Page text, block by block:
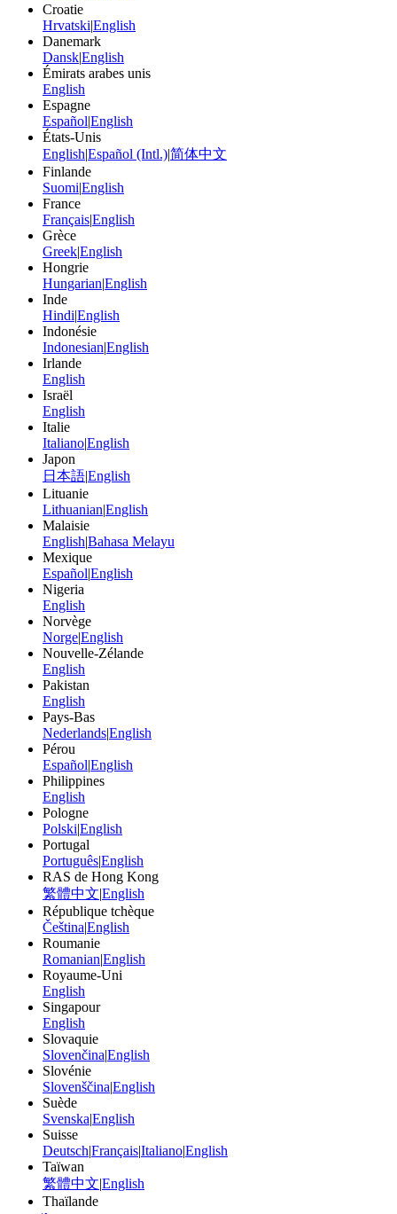
Croatie
Hrvatski|English
Danemark
Dansk|English
Émirats arabes unis
English
Espagne
Español|English
États-Unis
English|Español (Intl.)|简体中文
Finlande
Suomi|English
France
Français|English
Grèce
Greek|English
Hongrie
Hungarian|English
Inde
Hindi|English
Indonésie
Indonesian|English
Irlande
English
Israël
English
Italie
Italiano|English
Japon
日本語|English
Lituanie
Lithuanian|English
Malaisie
English|Bahasa Melayu
Mexique
Español|English
Nigeria
English
Norvège
Norge|English
Nouvelle-Zélande
English
Pakistan
English
Pays-Bas
Nederlands|English
Pérou
Español|English
Philippines
English
Pologne
Polski|English
Portugal
Português|English
RAS de Hong Kong
繁體中文|English
République tchèque
Čeština|English
Roumanie
Romanian|English
Royaume-Uni
English
Singapour
English
Slovaquie
Slovenčina|English
Slovénie
Slovenščina|English
Suède
Svenska|English
Suisse
Deutsch|Français|Italiano|English
Taïwan
繁體中文|English
Thaïlande